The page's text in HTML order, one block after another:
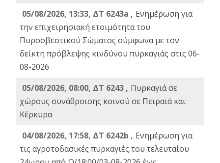
05/08/2026, 13:33, ΔΤ 6243a , Ενημέρωση για
την επιχειρησιακή ετοιμότητα του
Πυροσβεστικού Σώματος σύμφωνα με τον
δείκτη πρόβλεψης κινδύνου πυρκαγιάς στις 06-
08-2026
05/08/2026, 08:00, ΔΤ 6243 , Πυρκαγιά σε
χώρους συνάθροισης κοινού σε Πειραιά και
Κέρκυρα
04/08/2026, 17:58, ΔΤ 6242b , Ενημέρωση για
τις αγροτοδασικές πυρκαγιές του τελευταίου